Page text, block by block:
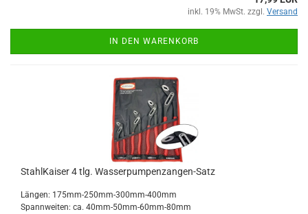
inkl. 19% MwSt. zzgl. Versand
IN DEN WARENKORB
StahlKaiser 4 tlg. Wasserpumpenzangen-Satz
Längen: 175mm-250mm-300mm-400mm
Spannweiten: ca. 40mm-50mm-60mm-80mm